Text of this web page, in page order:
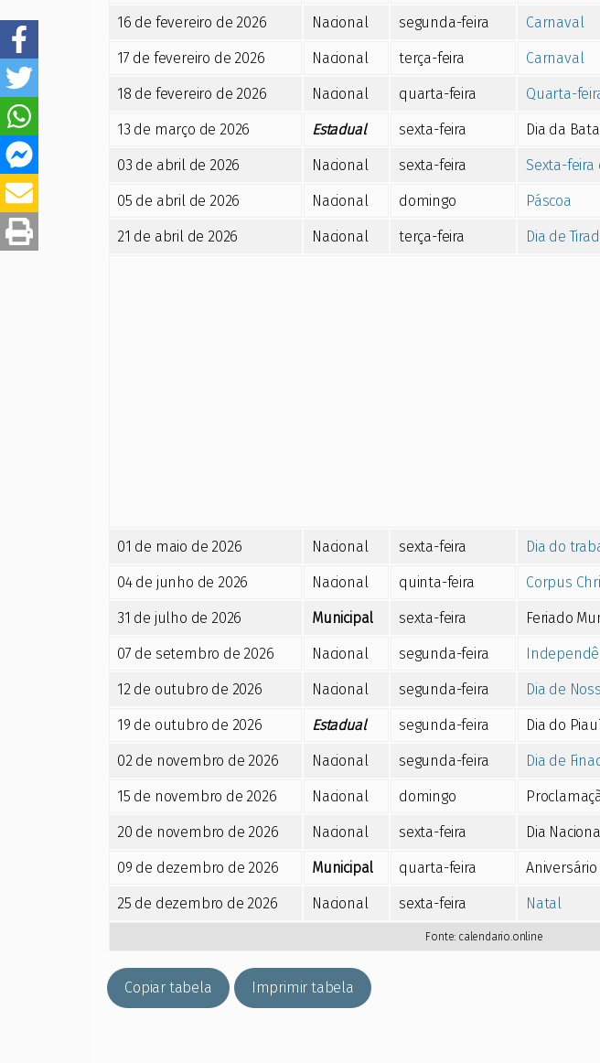
16 de fevereiro de 2026 Nacional segunda-feira Carnaval
17 de fevereiro de 2026 Nacional terça-feira Carnaval
18 de fevereiro de 2026 Nacional quarta-feira Quarta-
13 de março de 2026 Estadual sexta-feira Dia da
03 de abril de 2026 Nacional sexta-feira Sexta-feira
05 de abril de 2026 Nacional domingo Páscoa
21 de abril de 2026 Nacional terça-feira Dia de
01 de maio de 2026 Nacional sexta-feira Dia do
04 de junho de 2026 Nacional quinta-feira Corpus
31 de julho de 2026 Municipal sexta-feira Feriado
07 de setembro de 2026 Nacional segunda-feira
12 de outubro de 2026 Nacional segunda-feira Dia de
19 de outubro de 2026 Estadual segunda-feira Dia do Piauí
02 de novembro de 2026 Nacional segunda-feira Dia de
15 de novembro de 2026 Nacional domingo
20 de novembro de 2026 Nacional sexta-feira Dia
09 de dezembro de 2026 Municipal quarta-feira
25 de dezembro de 2026 Nacional sexta-feira Natal
Fonte: calendario.online
Copiar tabela Imprimir tabela